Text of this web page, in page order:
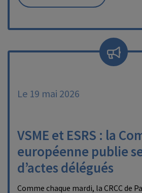
Le 19 mai 2026
VSME et ESRS : la
européenne publie
d’actes délégués
Comme chaque mardi, la CRCC de